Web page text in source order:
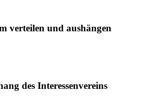
verteilen und aushängen
des Interessenvereins